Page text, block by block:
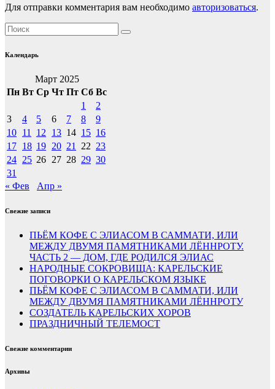
Для отправки комментария вам необходимо авторизоваться.
Календарь
Март 2025
Пн Вт Ср Чт Пт Сб Вс
1
2
3
4 5 6 7 8
9
10 11 12 13 14 15 16
17 18 19 20 21 22 23
24 25 26 27 28 29 30
31
« Фев
Апр »
Свежие записи
ПЬЁМ КОФЕ С ЭЛИАСОМ В САММАТИ, ИЛИ
МЕЖДУ ДВУМЯ ПАМЯТНИКАМИ ЛЁННРОТУ.
ЧАСТЬ 2 — ДОМ, ГДЕ РОДИЛСЯ ЭЛИАС
НАРОДНЫЕ СОКРОВИЩА: КАРЕЛЬСКИЕ
ПОГОВОРКИ О КАРЕЛЬСКОМ ЯЗЫКЕ
ПЬЁМ КОФЕ С ЭЛИАСОМ В САММАТИ, ИЛИ
МЕЖДУ ДВУМЯ ПАМЯТНИКАМИ ЛЁННРОТУ
СОЗДАТЕЛЬ КАРЕЛЬСКИХ ХОРОВ
ПРАЗДНИЧНЫЙ ТЕЛЕМОСТ
Свежие комментарии
Архивы